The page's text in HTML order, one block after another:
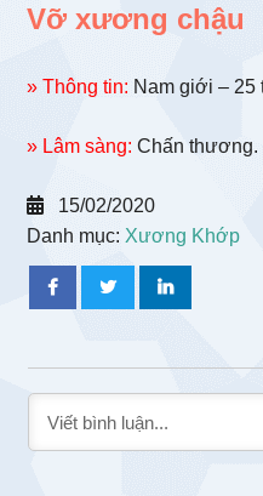
Vỡ xương chậu
» Thông tin: Nam giới – 25
» Lâm sàng: Chấn thương.
15/02/2020
Danh mục: Xương Khớp